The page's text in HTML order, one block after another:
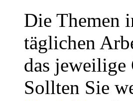
Die Themen
täglichen
das jeweilige
Sollten Sie